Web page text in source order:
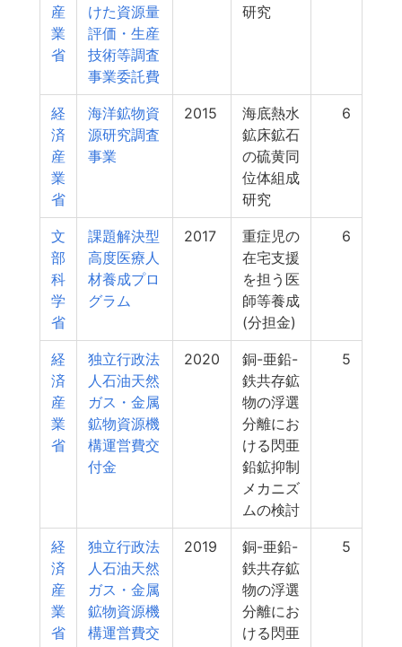
産
業
省
けた資源量
評価・生産
技術等調査
事業委託費
研究
経
済
産
業
省
海洋鉱物資
源研究調査
事業
2015
海底熱水
鉱床鉱石
の硫黄同
位体組成
研究
6
文
部
科
学
省
課題解決型
高度医療人
材養成プロ
グラム
2017
重症児の
在宅支援
を担う医
師等養成
(分担金)
6
経
済
産
業
省
独立行政法
人石油天然
ガス・金属
鉱物資源機
構運営費交
付金
2020
銅-亜鉛-
鉄共存鉱
物の浮選
分離にお
ける閃亜
鉛鉱抑制
メカニズ
ムの検討
5
経
済
産
業
省
独立行政法
人石油天然
ガス・金属
鉱物資源機
構運営費交
2019
銅-亜鉛-
鉄共存鉱
物の浮選
分離にお
ける閃亜
5